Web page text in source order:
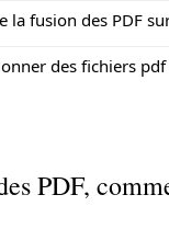
la fusion des PDF
des fichiers pdf
PDF,